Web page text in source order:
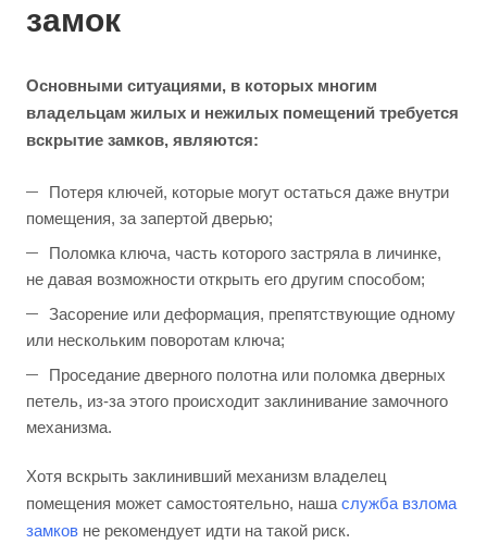
замок
Основными ситуациями, в которых многим
владельцам жилых и нежилых помещений требуется
вскрытие замков, являются:
Потеря ключей, которые могут остаться даже внутри
помещения, за запертой дверью;
Поломка ключа, часть которого застряла в личинке,
не давая возможности открыть его другим способом;
Засорение или деформация, препятствующие одному
или нескольким поворотам ключа;
Проседание дверного полотна или поломка дверных
петель, из-за этого происходит заклинивание замочного
механизма.
Хотя вскрыть заклинивший механизм владелец
помещения может самостоятельно, наша служба взлома
замков не рекомендует идти на такой риск.